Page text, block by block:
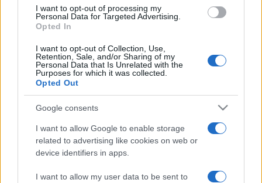
I want to opt-out of processing my
Personal Data for Targeted Advertising.
Opted In
I want to opt-out of Collection, Use,
Retention, Sale, and/or Sharing of my
Personal Data that Is Unrelated with the
Purposes for which it was collected.
Opted Out
Google consents
I want to allow Google to enable storage
related to advertising like cookies on web or
device identifiers in apps.
I want to allow my user data to be sent to
elméletet egyre több támadás éri a különböző vallási
fundamentalisták részéről, akik azt akarják, hogy a
teremtéselmélet téziseit az európai iskolákban is oktassák,
párhuzamosan a darwini elmélettel, vagy akár ahelyett.
"Márpedig tudományos szempontból nincs semmiféle
jelenti a központi teóriát. A teremtéselmélet egyetlen
formája, így az intelligens tervezés sem a tényekre
alapozódik, s nem használja a tudományos érvelést..." -
olvasható a dokumentumban.